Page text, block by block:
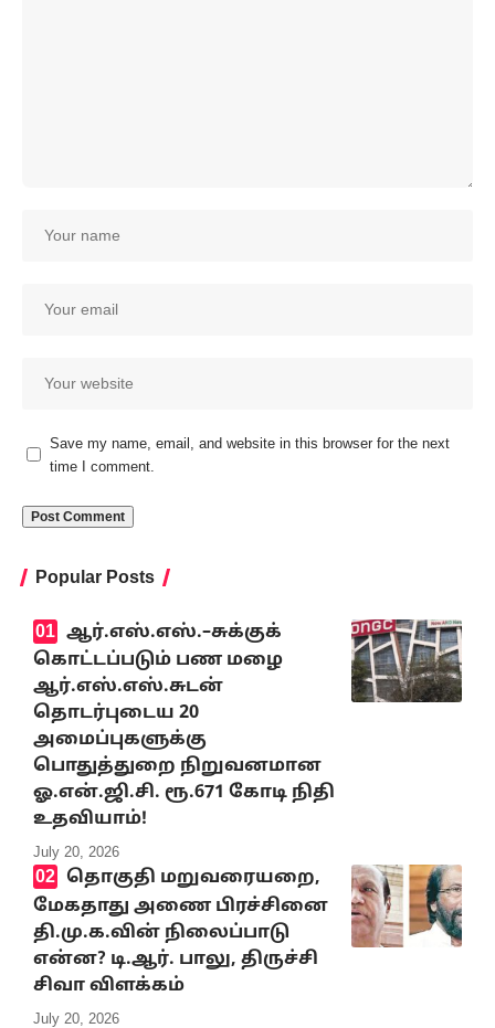
Save my name, email, and website in this browser for the next
time I comment.
Popular Posts
ஆர்.எஸ்.எஸ்.–சுக்குக்
கொட்டப்படும் பண மழை
ஆர்.எஸ்.எஸ்.சுடன்
தொடர்புடைய 20
அமைப்புகளுக்கு
பொதுத்துறை நிறுவனமான
ஓ.என்.ஜி.சி. ரூ.671 கோடி நிதி
உதவியாம்!
July 20, 2026
தொகுதி மறுவரையறை,
மேகதாது அணை பிரச்சினை
தி.மு.க.வின் நிலைப்பாடு
என்ன? டி.ஆர். பாலு, திருச்சி
சிவா விளக்கம்
July 20, 2026